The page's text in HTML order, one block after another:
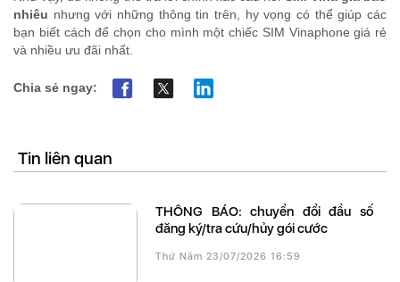
nhiêu nhưng với những thông tin trên, hy vọng có thể giúp các
bạn biết cách để chọn cho mình một chiếc SIM Vinaphone giá rẻ
và nhiều ưu đãi nhất.
Chia sẻ ngay:
Tin liên quan
THÔNG BÁO: chuyển đổi đầu số
đăng ký/tra cứu/hủy gói cước
Thứ Năm 23/07/2026 16:59